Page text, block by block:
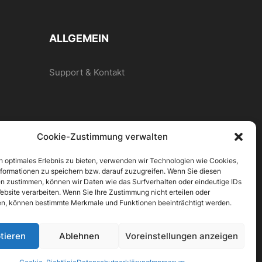
Cookie-Zustimmung verwalten
optimales Erlebnis zu bieten, verwenden wir Technologien wie Cookies,
zu speichern bzw. darauf zuzugreifen. Wenn Sie diesen
zustimmen, können wir Daten wie das Surfverhalten oder eindeutige IDs
verarbeiten. Wenn Sie Ihre Zustimmung nicht erteilen oder
können bestimmte Merkmale und Funktionen beeinträchtigt werden.
Ablehnen Voreinstellungen anzeigen
ALLGEMEIN
Support & Kontakt